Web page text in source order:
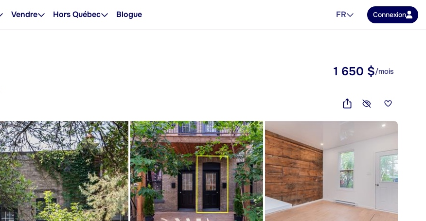
Vendre Hors Québec Blogue FR Connexion
1 650 $/mois